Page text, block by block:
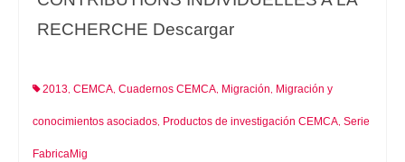
RECHERCHE Descargar
2013, CEMCA, Cuadernos CEMCA, Migración, Migración y
conocimientos asociados, Productos de investigación CEMCA, Serie
FabricaMig